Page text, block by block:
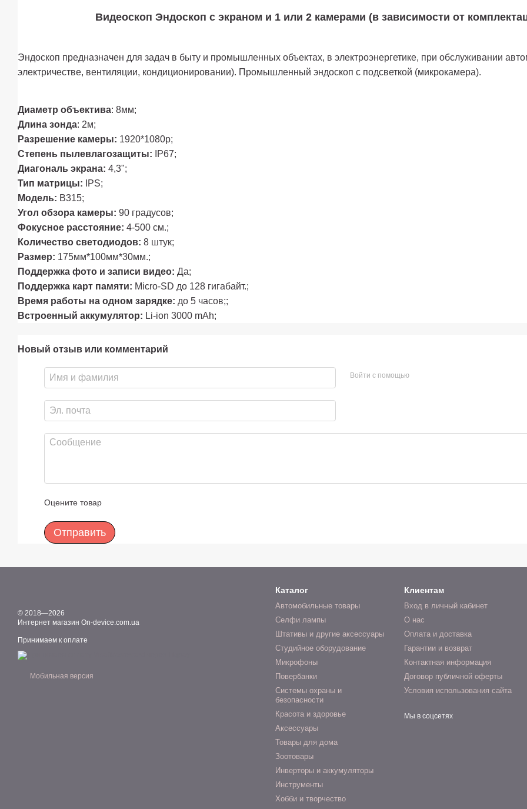
Видеоскоп Эндоскоп с экраном и 1 или 2 камерами (в зависимости от
Эндоскоп предназначен для задач в быту и промышленных объектах, в электроэнергетике, при обслуживании
электричестве, вентиляции, кондиционировании). Промышленный эндоскоп с подсветкой (микрокамера).
Диаметр объектива: 8мм;
Длина зонда: 2м;
Разрешение камеры: 1920*1080p;
Степень пылевлагозащиты: IP67;
Диагональ экрана: 4,3";
Тип матрицы: IPS;
Модель: B315;
Угол обзора камеры: 90 градусов;
Фокусное расстояние: 4-500 см.;
Количество светодиодов: 8 штук;
Размер: 175мм*100мм*30мм.;
Поддержка фото и записи видео: Да;
Поддержка карт памяти: Micro-SD до 128 гигабайт.;
Время работы на одном зарядке: до 5 часов;;
Встроенный аккумулятор: Li-ion 3000 mAh;
Новый отзыв или комментарий
Войти с помощью
Оцените товар
Отправить
© 2018—2026
Интернет магазин On-device.com.ua
Принимаем к оплате
Мобильная версия
Каталог
Автомобильные товары
Селфи лампы
Штативы и другие аксессуары
Студийное оборудование
Микрофоны
Повербанки
Системы охраны и
безопасности
Красота и здоровье
Аксессуары
Товары для дома
Зоотовары
Инверторы и аккумуляторы
Инструменты
Хобби и творчество
Клиентам
Вход в личный кабинет
О нас
Оплата и доставка
Гарантии и возврат
Контактная информация
Договор публичной оферты
Условия использования сайта
Мы в соцсетях